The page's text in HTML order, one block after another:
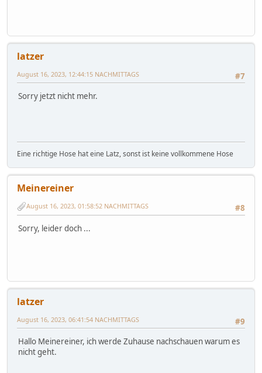
latzer
#7
August 16, 2023, 12:44:15 NACHMITTAGS
Sorry jetzt nicht mehr.
Eine richtige Hose hat eine Latz, sonst ist keine vollkommene Hose
Meinereiner
#8
August 16, 2023, 01:58:52 NACHMITTAGS
Sorry, leider doch ...
latzer
#9
August 16, 2023, 06:41:54 NACHMITTAGS
Hallo Meinereiner, ich werde Zuhause nachschauen warum es
nicht geht.